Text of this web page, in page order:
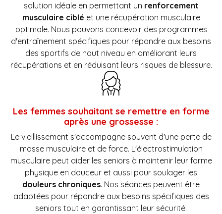
solution idéale en permettant un renforcement
musculaire ciblé et une récupération musculaire
optimale. Nous pouvons concevoir des programmes
d'entraînement spécifiques pour répondre aux besoins
des sportifs de haut niveau en améliorant leurs
récupérations et en réduisant leurs risques de blessure.
Les femmes souhaitant se remettre en forme
après une grossesse :
Le vieillissement s'accompagne souvent d'une perte de
masse musculaire et de force. L'électrostimulation
musculaire peut aider les seniors à maintenir leur forme
physique en douceur et aussi pour soulager les
douleurs chroniques. Nos séances peuvent être
adaptées pour répondre aux besoins spécifiques des
seniors tout en garantissant leur sécurité.